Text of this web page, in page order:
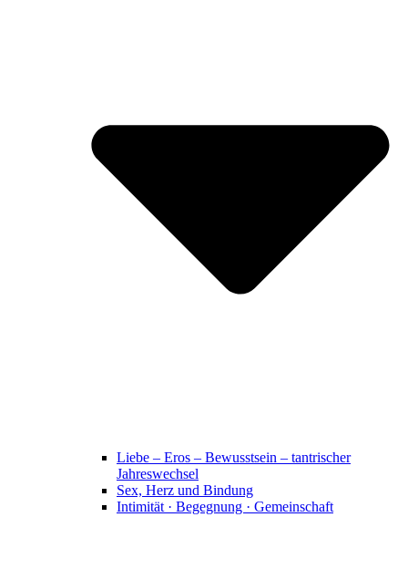
Liebe – Eros – Bewusstsein – tantrischer
Jahreswechsel
Sex, Herz und Bindung
Intimität · Begegnung · Gemeinschaft